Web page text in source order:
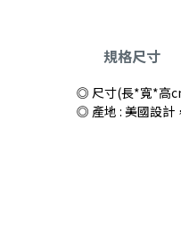
規格尺寸
◎ 尺寸(長*寬*高
◎ 產地 : 美國設計